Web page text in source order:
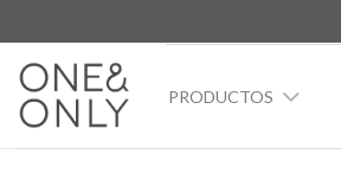
PRODUCTOS